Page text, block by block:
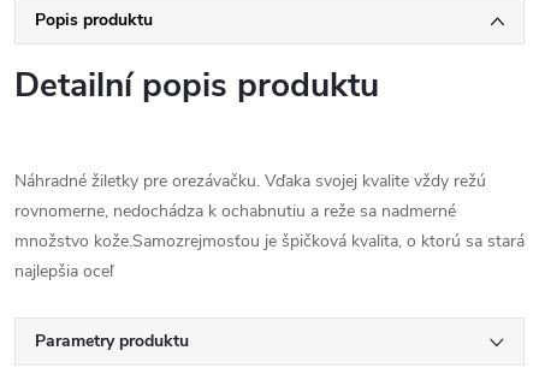
Popis produktu
Detailní popis produktu
Náhradné žiletky pre orezávačku. Vďaka svojej kvalite vždy režú
rovnomerne, nedochádza k ochabnutiu a reže sa nadmerné
množstvo kože.Samozrejmosťou je špičková kvalita, o ktorú sa stará
najlepšia oceľ
Parametry produktu